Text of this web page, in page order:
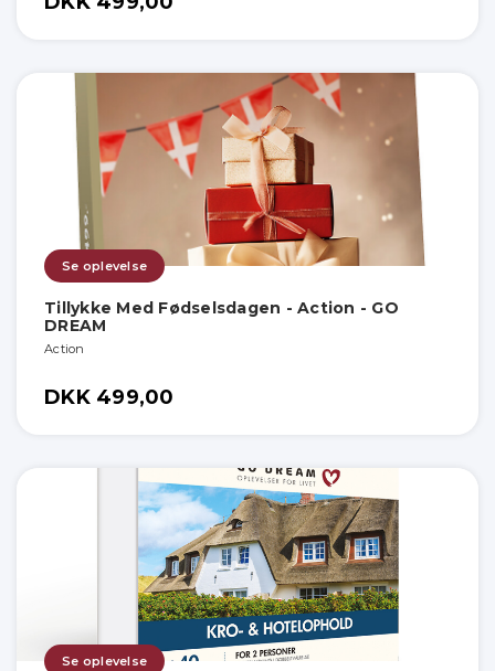
Se oplevelse
Tillykke Med Fødselsdagen - Action - GO
DREAM
Action
DKK 499,00
Se oplevelse